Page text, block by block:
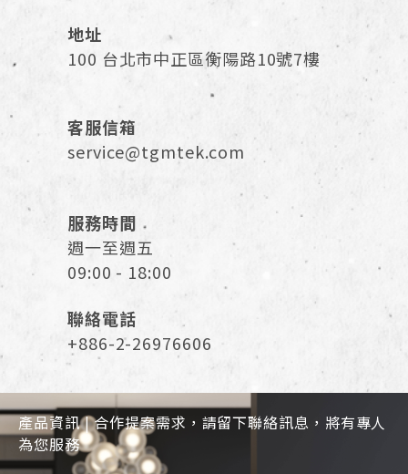
地址
100 台北市中正區衡陽路10號7樓
客服信箱
service@tgmtek.com
服務時間
週一至週五
09:00 - 18:00
聯絡電話
+886-2-26976606
產品資訊 | 合作提案需求，請留下聯絡訊息，將有專人
為您服務